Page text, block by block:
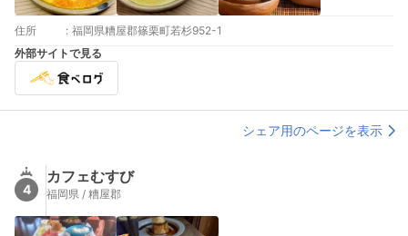
住所 : 福岡県糟屋郡篠栗町若杉952-1
外部サイトで見る
シェア用のページを表示
4
カフェむすび
福岡県 / 糟屋郡